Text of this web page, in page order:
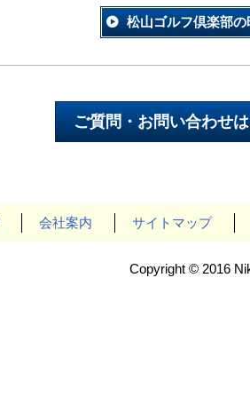
松山ゴルフ倶楽部の
会社案内 サイトマップ
Copyright © 2016